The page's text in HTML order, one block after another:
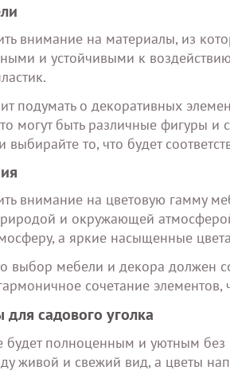
внимание на материалы, из
и устойчивыми к
подумать о декоративных
могут быть различные фигуры
выбирайте то, что будет
внимание на цветовую гамму
и окружающей
а яркие насыщенные
выбор мебели и декора должен
сочетание
для садового уголка
будет полноценным и уютным без
живой и свежий вид, а цветы